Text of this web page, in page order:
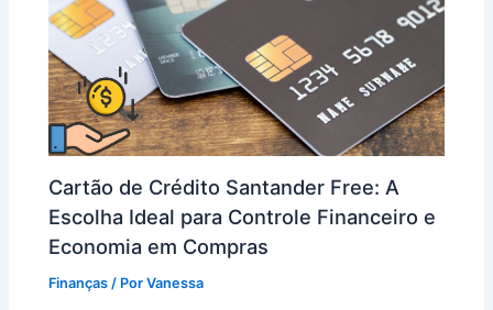
Cartão de Crédito Santander Free: A
Escolha Ideal para Controle Financeiro e
Economia em Compras
Finanças / PorVanessa